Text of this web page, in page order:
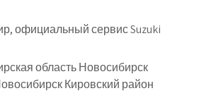
официальный сервис Suzuki
область Новосибирск
Кировский район